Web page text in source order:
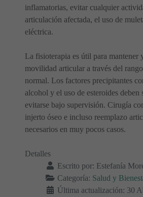
inflamatorias, evitar cualquier
articulación afectada, el uso de
eléctrica.
La fisioterapia es útil para mantener
movilidad articular a través del
normal. Los factores precipitantes
alcohol y el uso de esteroides deben
evitarse bajo supervisión. Cirugía
injerto óseo e incluso reemplazo
necesarios en muy pocos casos.
Detalles
Escrito por: Estefanía
Categoría: Salud y
Última actualización: 30